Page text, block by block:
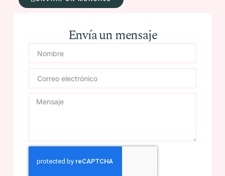
Envía un mensaje